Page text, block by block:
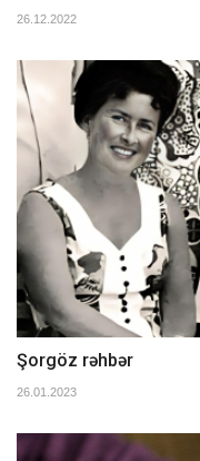
26.12.2022
Şorgöz rəhbər
26.01.2023